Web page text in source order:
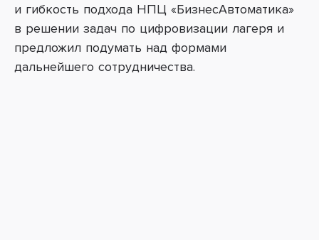
и гибкость подхода НПЦ «БизнесАвтоматика»
в решении задач по цифровизации лагеря и
предложил подумать над формами
дальнейшего сотрудничества.